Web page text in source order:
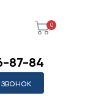
0
87-84